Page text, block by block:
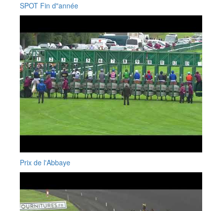
SPOT Fin d"année
Prix de l'Abbaye